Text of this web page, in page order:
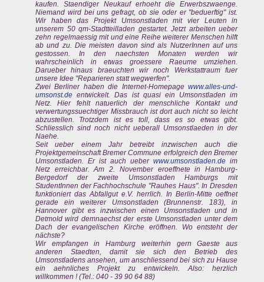
kaufen. Staendiger Neukauf erhoeht die Erwerbszwaenge.
Niemand wird bei uns gefragt, ob sie oder er "beduerftig" ist.
Wir haben das Projekt Umsonstladen mit vier Leuten in
unserem 50 qm-Stadtteilladen gestartet. Jetzt arbeiten ueber
zehn regelmaessig mit und eine Reihe weiterer Menschen hilft
ab und zu. Die meisten davon sind als NutzerInnen auf uns
gestossen. In den naechsten Monaten werden wir
wahrscheinlich in etwas groessere Raeume umziehen.
Darueber hinaus braeuchten wir noch Werkstattraum fuer
unsere Idee "Reparieren statt wegwerfen".
Zwei Berliner haben die Internet-Homepagewww.alles-und-
umsonst.de entwickelt. Das ist quasi ein Umsonstladen im
Netz. Hier fehlt natuerlich der menschliche Kontakt und
verwertungssuechtiger Missbrauch ist dort auch nicht so leicht
abzustellen. Trotzdem ist es toll, dass es so etwas gibt.
Schliesslich sind noch nicht ueberall Umsonstlaeden in der
Naehe.
Seit ueber einem Jahr betreibt inzwischen auch die
Projektgemeinschaft Bremer Commune erfolgreich den Bremer
Umsonstladen. Er ist auch ueberwww.umsonstladen.de im
Netz erreichbar. Am 2. November eroeffnete in Hamburg-
Bergedorf der zweite Umsonstladen Hamburgs mit
StudentInnen der Fachhochschule "Rauhes Haus". In Dresden
funktioniert das Abfallgut e.V. herrlich. In Berlin-Mitte oeffnet
gerade ein weiterer Umsonstladen (Brunnenstr. 183), in
Hannover gibt es inzwischen einen Umsonstladen und in
Detmold wird demnaechst der erste Umsonstladen unter dem
Dach der evangelischen Kirche eröffnen. Wo entsteht der
nächste?
Wir empfangen in Hamburg weiterhin gern Gaeste aus
anderen Staedten, damit sie sich den Betrieb des
Umsonstladens ansehen, um anschliessend bei sich zu Hause
ein aehnliches Projekt zu entwickeln. Also: herzlich
willkommen ! (Tel.: 040 - 39 90 64 88)